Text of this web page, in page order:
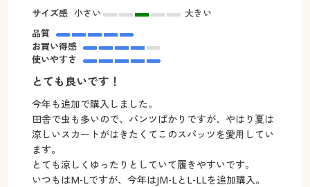
サイズ感 小さい
大きい
品質
お買い得感
使いやすさ
とても良いです！
今年も追加で購入しました。
田舎で虫も多いので、パンツばかりですが、やはり夏は
涼しいスカートがはきたくてこのスパッツを愛用してい
ます。
とても涼しくゆったりとしていて履きやすいです。
いつもはM-Lですが、今年はJM-LとL-LLを追加購入。